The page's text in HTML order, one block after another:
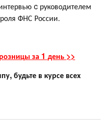
c руководителем
ФНС России.
за 1 день >>
будьте в курсе всех